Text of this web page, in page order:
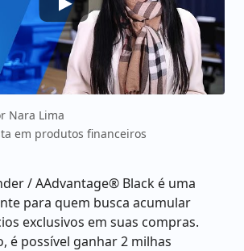
Nara Lima
em produtos financeiros
/ AAdvantage® Black é uma
para quem busca acumular
exclusivos em suas compras.
é possível ganhar 2 milhas